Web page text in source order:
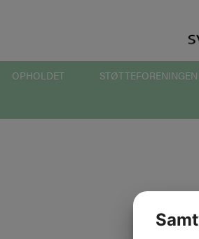
OPHOLDET STØTTEFORENINGEN